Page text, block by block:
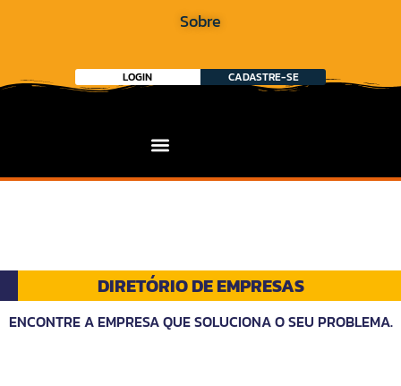
Sobre
LOGIN CADASTRE-SE
DIRETÓRIO DE EMPRESAS
ENCONTRE A EMPRESA QUE SOLUCIONA O SEU PROBLEMA.